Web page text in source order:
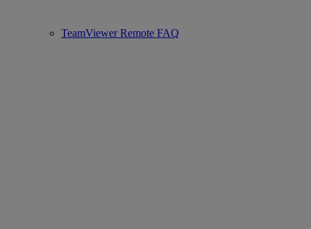
TeamViewer Remote FAQ